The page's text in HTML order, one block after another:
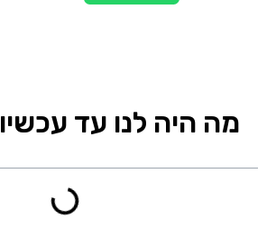
מה היה לנו עד עכשיו